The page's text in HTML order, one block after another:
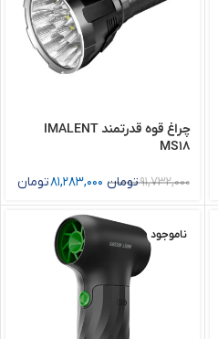
چراغ قوه قدرتمند IMALENT
MS18
91,732,000تومان 81,283,000تومان
ناموجود